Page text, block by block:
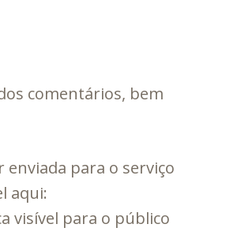
comentários, bem
para o serviço
aqui:
visível para o público